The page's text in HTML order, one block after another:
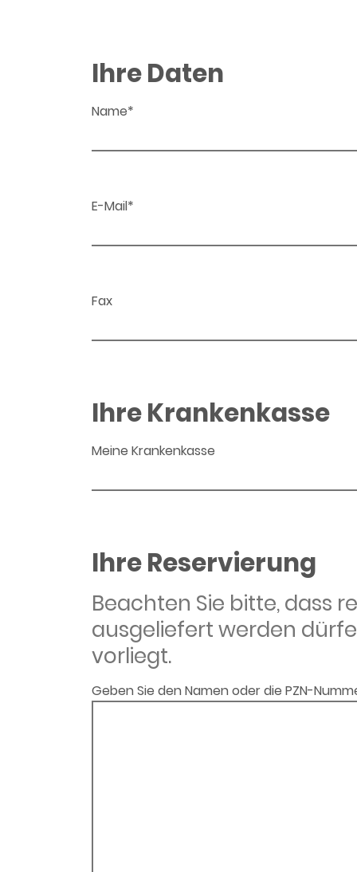
Ihre Daten
Name*
E-Mail*
Fax
Ihre Krankenkasse
Meine Krankenkasse
Ihre Reservierung
Beachten Sie bitte, dass
ausgeliefert werden
vorliegt.
Geben Sie den Namen oder die PZN-